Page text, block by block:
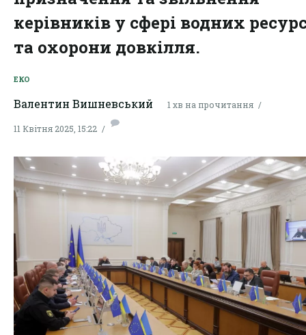
керівників у сфері водних
та охорони довкілля.
ЕКО
Валентин Вишневський 1 хв на прочитання
11 Квітня 2025, 15:22